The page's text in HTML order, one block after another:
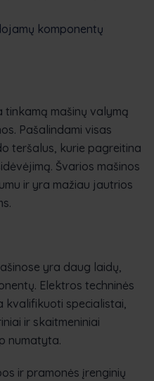
komponentų
tinkamą mašinų valymą
Pašalindami visas
teršalus, kurie pagreitina
Švarios mašinos
ir yra mažiau jautrios
yra daug laidų,
Elektros techninės
specialistai,
ir skaitmeniniai
numatyta.
ir pramonės įrenginių